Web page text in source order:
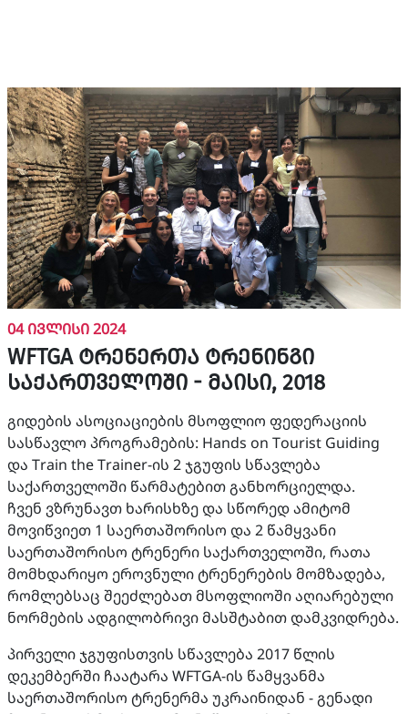
04 ივლისი 2024
WFTGA ტრენერთა ტრენინგი
საქართველოში - მაისი, 2018
გიდების ასოციაციების მსოფლიო ფედერაციის
სასწავლო პროგრამების: Hands on Tourist Guiding
და Train the Trainer-ის 2 ჯგუფის სწავლება
საქართველოში წარმატებით განხორციელდა.
ჩვენ ვზრუნავთ ხარისხზე და სწორედ ამიტომ
მოვიწვიეთ 1 საერთაშორისო და 2 წამყვანი
საერთაშორისო ტრენერი საქართველოში, რათა
მომხდარიყო ეროვნული ტრენერების მომზადება,
რომლებსაც შეეძლებათ მსოფლიოში აღიარებული
ნორმების ადგილობრივი მასშტაბით დამკვიდრება.
პირველი ჯგუფისთვის სწავლება 2017 წლის
დეკემბერში ჩაატარა WFTGA-ის წამყვანმა
საერთაშორისო ტრენერმა უკრაინიდან - გენადი